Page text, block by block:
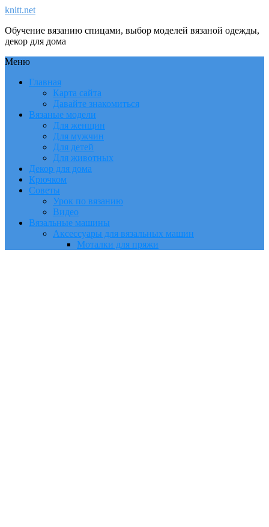
knitt.net
Обучение вязанию спицами, выбор моделей вязаной одежды,
декор для дома
Меню
Главная
Карта сайта
Давайте знакомиться
Вязаные модели
Для женщин
Для мужчин
Для детей
Для животных
Декор для дома
Крючком
Советы
Урок по вязанию
Видео
Вязальные машины
Аксессуары для вязальных машин
Моталки для пряжи